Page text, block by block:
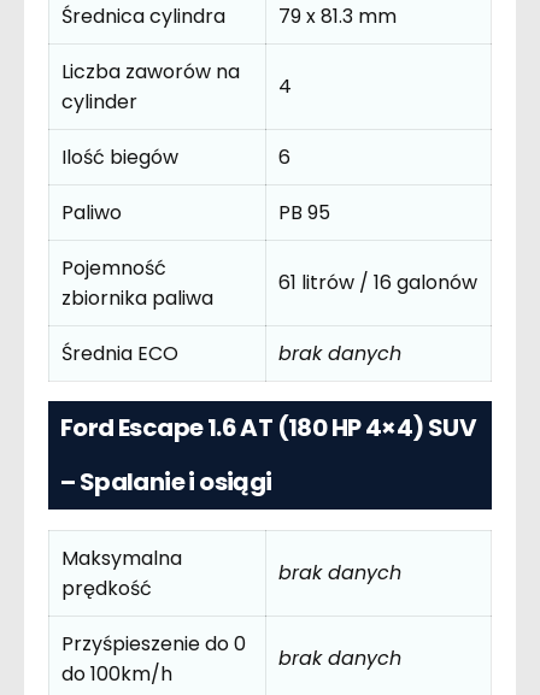
Średnica cylindra
79 x 81.3 mm
Liczba zaworów na
cylinder
4
Ilość biegów
6
Paliwo
PB 95
Pojemność
zbiornika paliwa
61 litrów / 16 galonów
Średnia ECO brak danych
Ford Escape 1.6 AT (180 HP 4×4) SUV
– Spalanie i osiągi
Maksymalna
prędkość
brak danych
Przyśpieszenie do 0
do 100km/h
brak danych